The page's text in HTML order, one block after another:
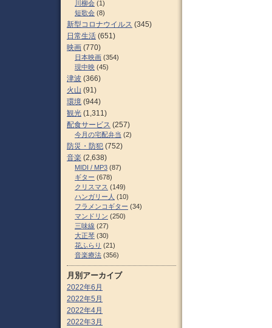
川柳会 (1)
短歌会 (8)
新型コロナウイルス (345)
日常生活 (651)
映画 (770)
日本映画 (354)
現中映 (45)
津波 (366)
火山 (91)
環境 (944)
観光 (1,311)
配食サービス (257)
今月の宅配弁当 (2)
防災・防犯 (752)
音楽 (2,638)
MIDI / MP3 (87)
ギター (678)
クリスマス (149)
ハンガリー人 (10)
フラメンコギター (34)
マンドリン (250)
三味線 (27)
大正琴 (30)
花ふらり (21)
音楽療法 (356)
月別アーカイブ
2022年6月
2022年5月
2022年4月
2022年3月